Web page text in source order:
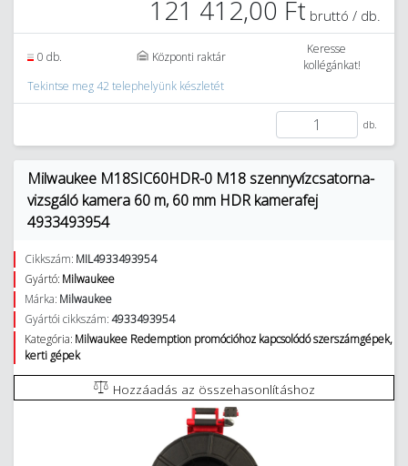
121 412,00 Ft bruttó / db.
0 db. Központi raktár
Keresse
kollégánkat!
Tekintse meg 42 telephelyünk készletét
db.
Milwaukee M18SIC60HDR-0 M18 szennyvízcsatorna-
vizsgáló kamera 60 m, 60 mm HDR kamerafej
4933493954
Cikkszám: MIL4933493954
Gyártó: Milwaukee
Márka: Milwaukee
Gyártói cikkszám:4933493954
Kategória: Milwaukee Redemption promócióhoz kapcsolódó szerszámgépek,
kerti gépek
Hozzáadás az összehasonlításhoz